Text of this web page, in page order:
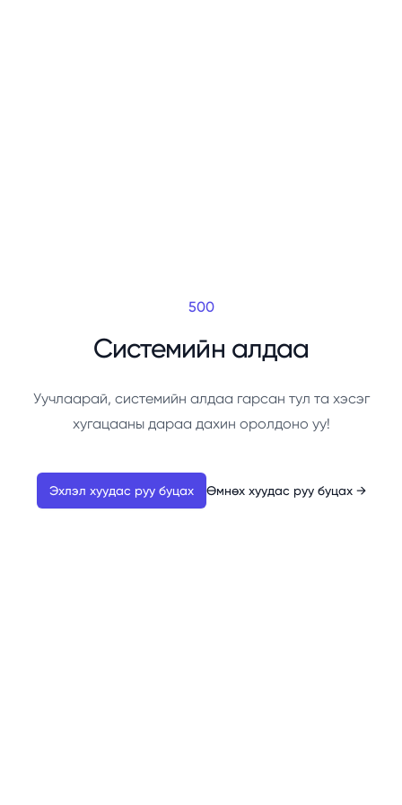
500
Системийн алдаа
Уучлаарай, системийн алдаа гарсан тул та хэсэг
хугацааны дараа дахин оролдоно уу!
Эхлэл хуудас руу буцах Өмнөх хуудас руу буцах →